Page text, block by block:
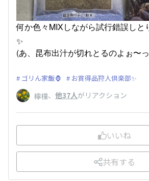
何か色々MIXしながら試行錯誤し
✨
(あ、昆布出汁が切れとるのよぉ〜
ゴリん家飯🦍 お買得品狩人倶楽部✨
檸檬、 他37人がリアクション
いいね
共有する